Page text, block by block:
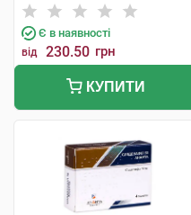
Є в наявності
від 230.50 грн
КУПИТИ